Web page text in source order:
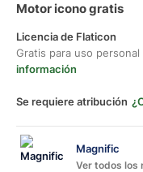
Motor icono gratis
Licencia de Flaticon
Gratis para uso
información
Se requiere atribución
Magnific
Ver todos los